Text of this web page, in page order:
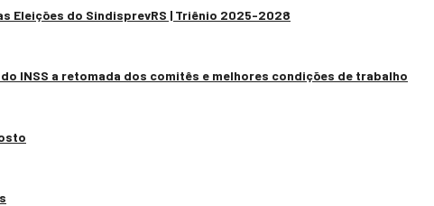
Eleições do SindisprevRS | Triênio 2025-2028
INSS a retomada dos comitês e melhores condições de trabalho